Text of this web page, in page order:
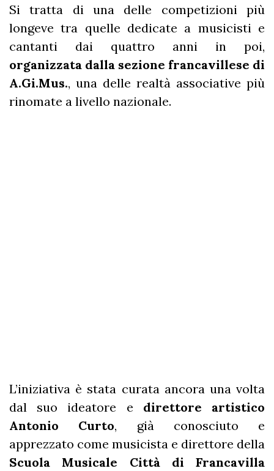
Si tratta di una delle competizioni più
longeve tra quelle dedicate a musicisti e
cantanti dai quattro anni in poi,
organizzata dalla sezione francavillese di
A.Gi.Mus., una delle realtà associative più
rinomate a livello nazionale.
L’iniziativa è stata curata ancora una volta
dal suo ideatore e direttore artistico
Antonio Curto, già conosciuto e
apprezzato come musicista e direttore della
Scuola Musicale Città di Francavilla